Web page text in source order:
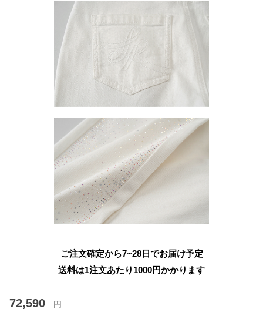
ご注文確定から7~28日でお届け予定
送料は1注文あたり 1000円かかります
72,590 円